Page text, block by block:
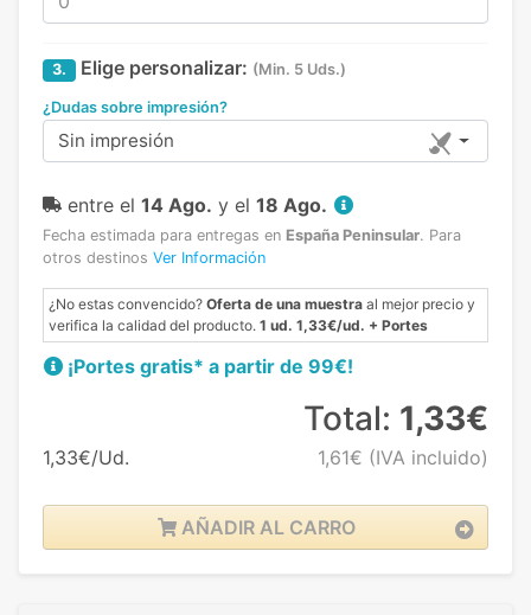
3. Elige personalizar: (Min. 5 Uds.)
¿Dudas sobre impresión?
Sin impresión
entre el 14 Ago. y el 18 Ago.
Fecha estimada para entregas en España Peninsular. Para
otros destinos Ver Información
¿No estas convencido? Oferta de una muestra al mejor precio y
verifica la calidad del producto. 1 ud. 1,33€/ud. + Portes
¡Portes gratis* a partir de 99€!
1,33€/Ud.
Total: 1,33€
1,61€ (IVA incluido)
AÑADIR AL CARRO